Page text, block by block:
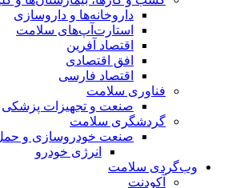
داروخانه‌ها و داروسازی
استارت‌آپ‌های سلامت
اقتصاد آفرین
افق اقتصادی
اقتصاد فارسی
فناوری سلامت
صنعت و تجهیزات پزشکی
گردشگری سلامت
صنعت خودروسازی و
انرژی خودرو
وب‌گردی سلامت
آکودنت